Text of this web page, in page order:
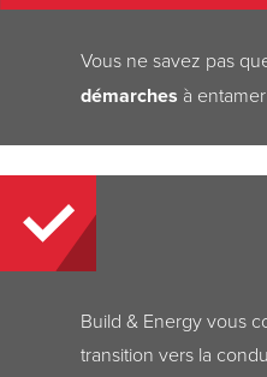
Vous ne savez pas
démarches à
Build & Energy vous
transition vers la